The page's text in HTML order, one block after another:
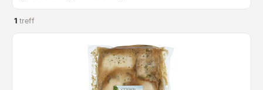
1 treff